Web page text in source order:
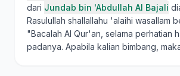
dari Jundab bin 'Abdullah Al Bajali
Rasulullah shallallahu 'alaihi wasallam
"Bacalah Al Qur'an, selama perhatian
padanya. Apabila kalian bimbang,